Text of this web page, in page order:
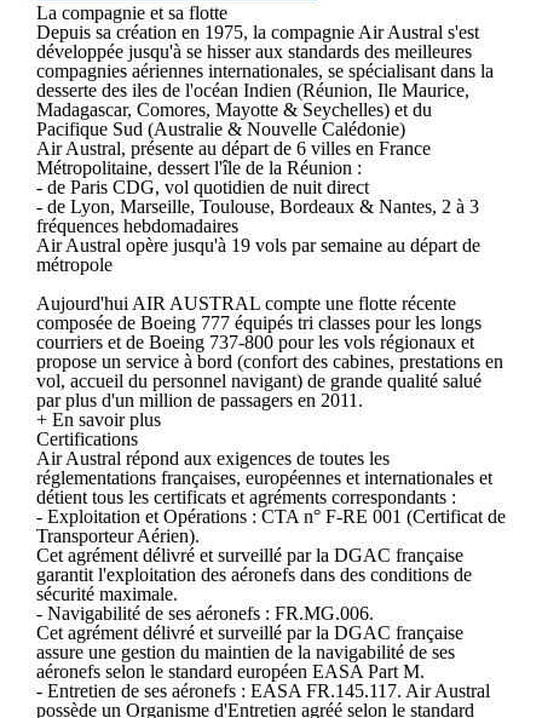
La compagnie et sa flotte
Depuis sa création en 1975, la compagnie Air Austral s'est
développée jusqu'à se hisser aux standards des meilleures
compagnies aériennes internationales, se spécialisant dans la
desserte des iles de l'océan Indien (Réunion, Ile Maurice,
Madagascar, Comores, Mayotte & Seychelles) et du
Pacifique Sud (Australie & Nouvelle Calédonie)
Air Austral, présente au départ de 6 villes en France
Métropolitaine, dessert l'île de la Réunion :
- de Paris CDG, vol quotidien de nuit direct
- de Lyon, Marseille, Toulouse, Bordeaux & Nantes, 2 à 3
fréquences hebdomadaires
Air Austral opère jusqu'à 19 vols par semaine au départ de
métropole
Aujourd'hui AIR AUSTRAL compte une flotte récente
composée de Boeing 777 équipés tri classes pour les longs
courriers et de Boeing 737-800 pour les vols régionaux et
propose un service à bord (confort des cabines, prestations en
vol, accueil du personnel navigant) de grande qualité salué
par plus d'un million de passagers en 2011.
+ En savoir plus
Certifications
Air Austral répond aux exigences de toutes les
réglementations françaises, européennes et internationales et
détient tous les certificats et agréments correspondants :
- Exploitation et Opérations : CTA n° F-RE 001 (Certificat de
Transporteur Aérien).
Cet agrément délivré et surveillé par la DGAC française
garantit l'exploitation des aéronefs dans des conditions de
sécurité maximale.
- Navigabilité de ses aéronefs : FR.MG.006.
Cet agrément délivré et surveillé par la DGAC française
assure une gestion du maintien de la navigabilité de ses
aéronefs selon le standard européen EASA Part M.
- Entretien de ses aéronefs : EASA FR.145.117. Air Austral
possède un Organisme d'Entretien agréé selon le standard